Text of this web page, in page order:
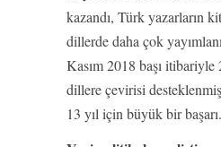
kazandı, Türk yazarların
dillerde daha çok
Kasım 2018 başı itibariyle
dillere çevirisi
13 yıl için büyük bir başarı.